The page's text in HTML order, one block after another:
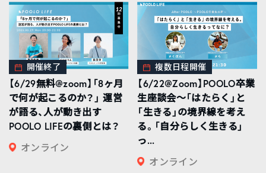
開催終了
【6/29無料@zoom】「8ヶ月
で何が起こるのか？」 運営
が語る、人が動き出す
POOLO LIFEの裏側とは？
オンライン
複数日程開催
【6/22@Zoom】POOLO卒業
生座談会〜「はたらく」と
「生きる」の境界線を考え
る。「自分らしく生きる」
っ...
オンライン